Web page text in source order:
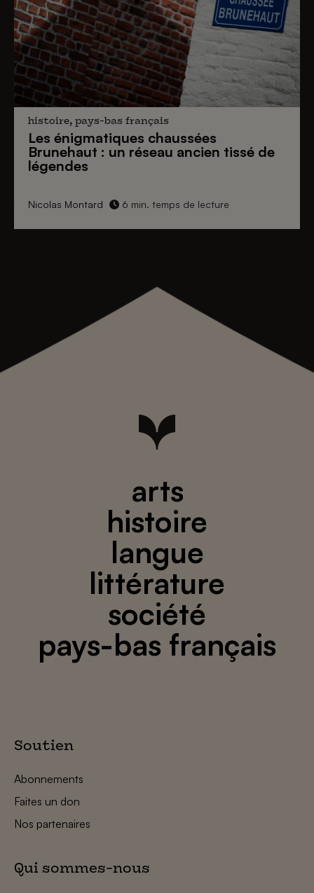
histoire, pays-bas français
Les énigmatiques chaussées
Brunehaut : un réseau ancien tissé de
légendes
Nicolas Montard 6 min. temps de lecture
arts
histoire
langue
littérature
société
pays-bas français
Soutien
Abonnements
Faites un don
Nos partenaires
Qui sommes-nous